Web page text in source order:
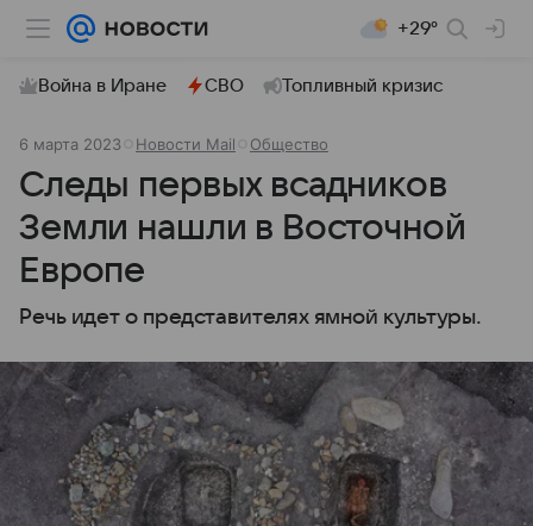
+29°
Война в Иране СВО Топливный кризис
6 марта 2023 Новости Mail Общество
Следы первых всадников
Земли нашли в Восточной
Европе
Речь идет о представителях ямной культуры.